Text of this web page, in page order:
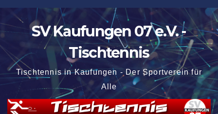
Zum
Inhalt
springen
SV Kaufungen 07 e.V. -
Tischtennis
Tischtennis in Kaufungen - Der Sportverein für
Alle